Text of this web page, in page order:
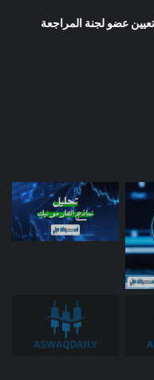
عضو لجنة المراجعة